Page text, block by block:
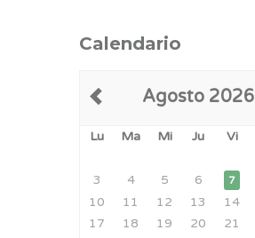
Calendario
Agosto 2026
Lu Ma Mi Ju Vi
3
4 5 6 7
10
11 12 13 14
17
18 19 20 21